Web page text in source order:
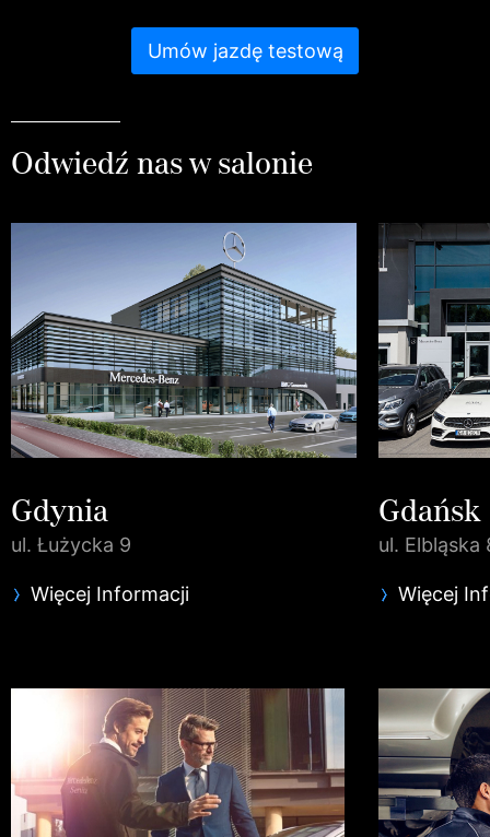
Umów jazdę testową
Odwiedź nas w salonie
Gdynia
ul. Łużycka 9
Więcej Informacji
Gdańsk
ul. Elbląska
Więcej